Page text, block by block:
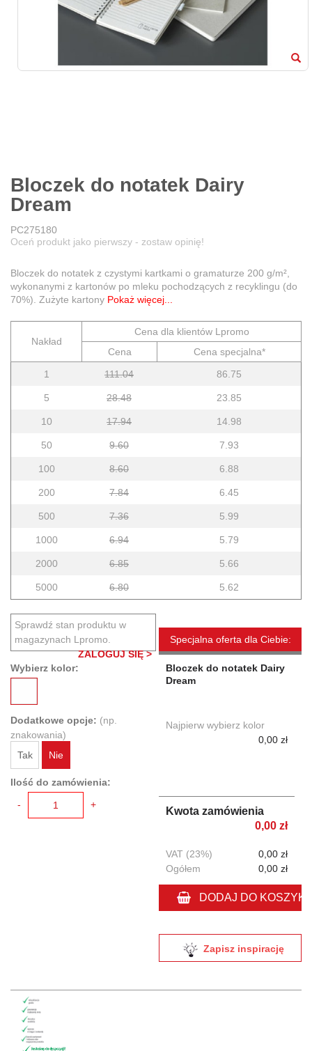
Bloczek do notatek Dairy
Dream
PC275180
Oceń produkt jako pierwszy - zostaw opinię!
Bloczek do notatek z czystymi kartkami o gramaturze 200 g/m²,
wykonanymi z kartonów po mleku pochodzących z recyklingu (do
70%). Zużyte kartony Pokaż więcej...
Nakład
Cena dla klientów Lpromo
Cena
Cena specjalna*
1
111.04 86.75
5 28.48 23.85
10 17.94 14.98
50 9.60 7.93
100 8.60 6.88
200 7.84 6.45
500 7.36 5.99
1000 6.94 5.79
2000 6.85 5.66
5000 6.80 5.62
Sprawdź stan produktu w
magazynach Lpromo.
ZALOGUJ SIĘ >
Wybierz kolor:
Dodatkowe opcje: (np.
znakowania)
Tak
Nie
Ilość do zamówienia:
-
+
Specjalna oferta dla Ciebie:
Bloczek do notatek Dairy
Dream
Najpierw wybierz kolor
0,00 zł
Kwota zamówienia
0,00 zł
VAT (23%)
0,00 zł
Ogółem
0,00 zł
DODAJ DO
Zapisz inspirację